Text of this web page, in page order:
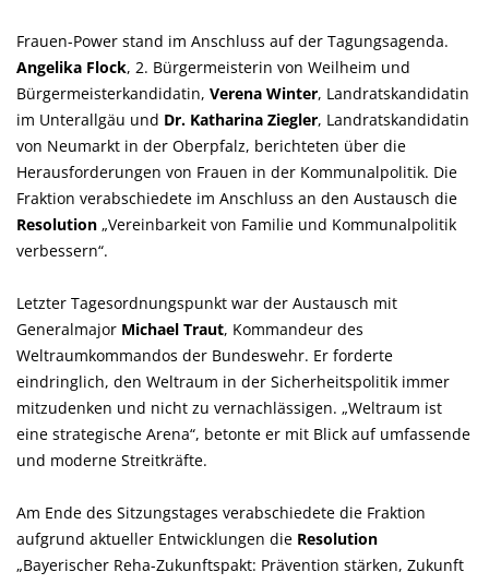
Frauen-Power stand im Anschluss auf der Tagungsagenda.
Angelika Flock, 2. Bürgermeisterin von Weilheim und
Bürgermeisterkandidatin, Verena Winter, Landratskandidatin
im Unterallgäu und Dr. Katharina Ziegler, Landratskandidatin
von Neumarkt in der Oberpfalz, berichteten über die
Herausforderungen von Frauen in der Kommunalpolitik. Die
Fraktion verabschiedete im Anschluss an den Austausch die
Resolution Vereinbarkeit von Familie und Kommunalpolitik
verbessern“.
Letzter Tagesordnungspunkt war der Austausch mit
Generalmajor Michael Traut, Kommandeur des
Weltraumkommandos der Bundeswehr. Er forderte
eindringlich, den Weltraum in der Sicherheitspolitik immer
mitzudenken und nicht zu vernachlässigen. „Weltraum ist
eine strategische Arena“, betonte er mit Blick auf umfassende
und moderne Streitkräfte.
Am Ende des Sitzungstages verabschiedete die Fraktion
aufgrund aktueller Entwicklungen die Resolution
Bayerischer Reha-Zukunftspakt: Prävention stärken, Zukunft